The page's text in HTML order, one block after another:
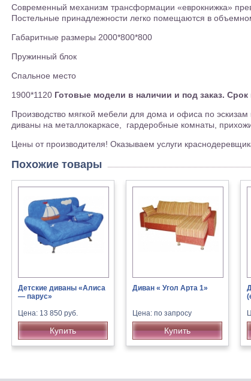
Современный механизм трансформации «еврокнижка»
Постельные принадлежности легко помещаются в
Габаритные размеры 2000*800*800
Пружинный блок
Спальное место
1900*1120 Готовые модели в наличии и под заказ. Срок
Производство мягкой мебели для дома и офиса по
диваны на металлокаркасе, гардеробные комнаты,
Цены от производителя! Оказываем услуги
Похожие товары
Детские диваны «Алиса
— парус»
Цена: 13 850 руб.
Купить
Диван « Угол Арта 1»
Цена: по запросу
Купить